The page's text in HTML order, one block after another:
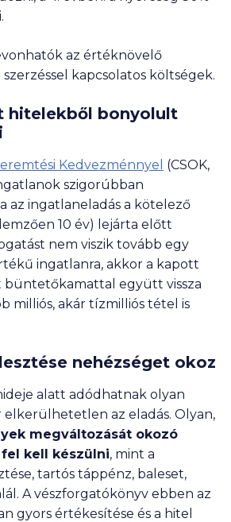
az értéknövelő
szerzéssel kapcsolatos költségek.
hitelekből bonyolult
Kedvezménnyel (CSOK,
szigorúbban
az ingatlaneladás a kötelező
10 év) lejárta előtt
nem viszik tovább egy
ingatlanra, akkor a kapott
büntetőkamattal együtt vissza
milliós, akár tízmilliós tétel is
nehézséget okoz
alatt adódhatnak olyan
elkerülhetetlen az eladás. Olyan,
megváltozását okozó
kell készülni, mint a
tartós táppénz, baleset,
A vészforgatókönyv ebben az
gyors értékesítése és a hitel